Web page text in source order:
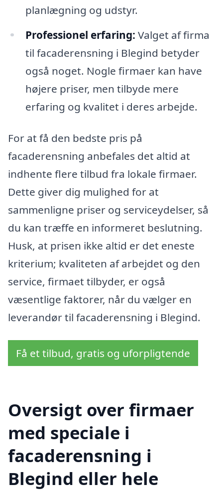
planlægning og udstyr.
Professionel erfaring: Valget af firma
til facaderensning i Blegind betyder
også noget. Nogle firmaer kan have
højere priser, men tilbyde mere
erfaring og kvalitet i deres arbejde.
For at få den bedste pris på
facaderensning anbefales det altid at
indhente flere tilbud fra lokale firmaer.
Dette giver dig mulighed for at
sammenligne priser og serviceydelser, så
du kan træffe en informeret beslutning.
Husk, at prisen ikke altid er det eneste
kriterium; kvaliteten af arbejdet og den
service, firmaet tilbyder, er også
væsentlige faktorer, når du vælger en
leverandør til facaderensning i Blegind.
Få et tilbud, gratis og uforpligtende
Oversigt over firmaer
med speciale i
facaderensning i
Blegind eller hele